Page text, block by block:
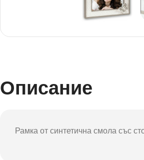
Описание
Рамка от синтетична смола със